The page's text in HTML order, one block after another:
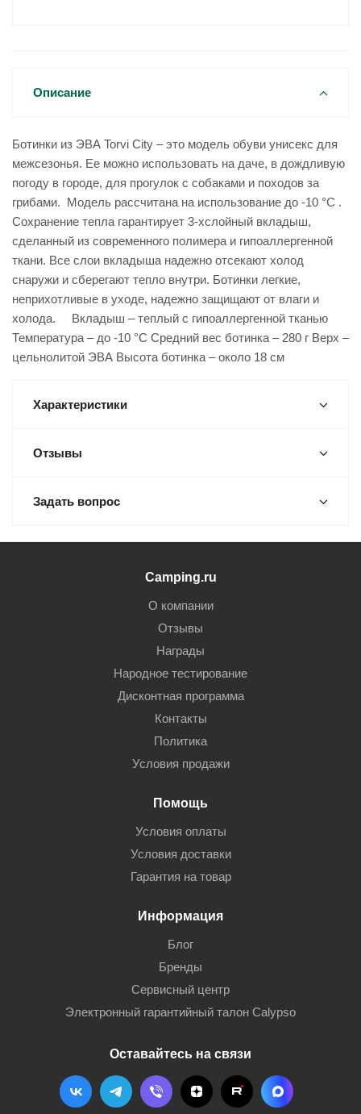
Описание
Ботинки из ЭВА Torvi City – это модель обуви унисекс для
межсезонья. Ее можно использовать на даче, в дождливую
погоду в городе, для прогулок с собаками и походов за
грибами. Модель рассчитана на использование до -10 °C .
Сохранение тепла гарантирует 3-хслойный вкладыш,
сделанный из современного полимера и гипоаллергенной
ткани. Все слои вкладыша надежно отсекают холод
снаружи и сберегают тепло внутри. Ботинки легкие,
неприхотливые в уходе, надежно защищают от влаги и
холода. Вкладыш – теплый с гипоаллергенной тканью
Температура – до -10 °C Средний вес ботинка – 280 г Верх –
цельнолитой ЭВА Высота ботинка – около 18 см
Характеристики
Отзывы
Задать вопрос
Camping.ru
О компании
Отзывы
Награды
Народное тестирование
Дисконтная программа
Контакты
Политика
Условия продажи
Помощь
Условия оплаты
Условия доставки
Гарантия на товар
Информация
Блог
Бренды
Сервисный центр
Электронный гарантийный талон Calypso
Оставайтесь на связи